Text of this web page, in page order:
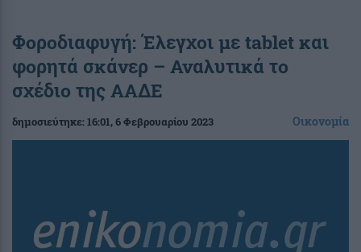
Φοροδιαφυγή: Έλεγχοι με tablet και
φορητά σκάνερ – Αναλυτικά το
σχέδιο της ΑΑΔΕ
δημοσιεύτηκε:16:01, 6 Φεβρουαρίου 2023 Οικονομία